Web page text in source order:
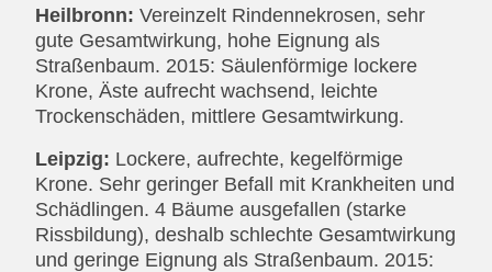
Heilbronn: Vereinzelt Rindennekrosen, sehr
gute Gesamtwirkung, hohe Eignung als
Straßenbaum. 2015: Säulenförmige lockere
Krone, Äste aufrecht wachsend, leichte
Trockenschäden, mittlere Gesamtwirkung.
Leipzig: Lockere, aufrechte, kegelförmige
Krone. Sehr geringer Befall mit Krankheiten und
Schädlingen. 4 Bäume ausgefallen (starke
Rissbildung), deshalb schlechte Gesamtwirkung
und geringe Eignung als Straßenbaum. 2015: